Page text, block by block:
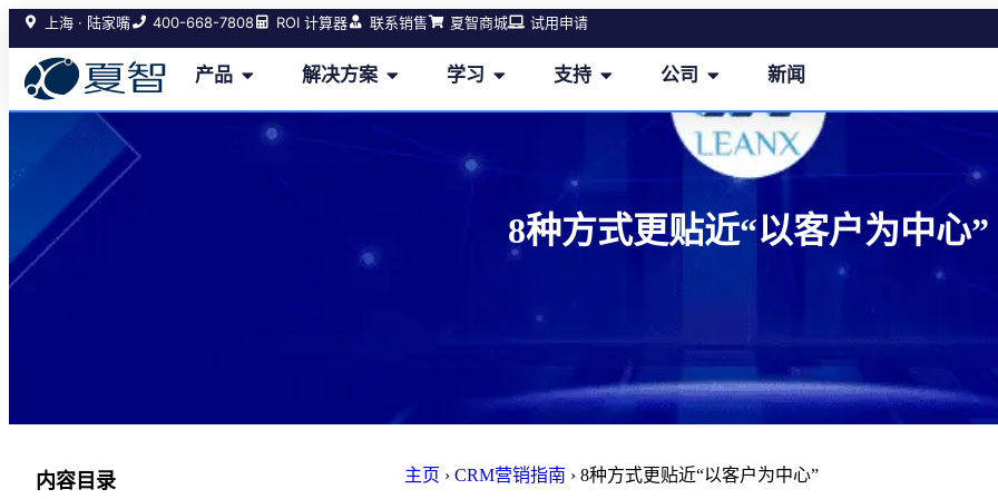
上海 · 陆家嘴 400-668-7808 ROI 计算器 联系销售 夏智商城 试用申请
产品 解决方案 学习 支持 公司 新闻
8种方式更贴近“以客户为中心”
内容目录 主页 › CRM营销指南 ›8种方式更贴近“以客户为中心”